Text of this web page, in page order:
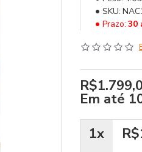
SKU:
Prazo: 30
Em até
1x